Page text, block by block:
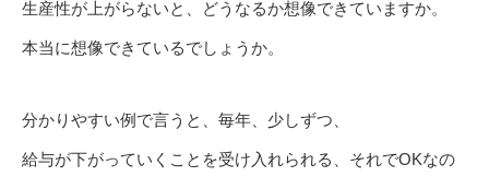
生産性が上がらないと、どうなるか想像できていますか。
本当に想像できているでしょうか。
分かりやすい例で言うと、毎年、少しずつ、
給与が下がっていくことを受け入れられる、それでOKなの